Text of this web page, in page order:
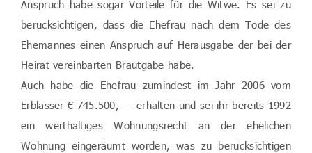
Anspruch habe sogar Vorteile für die Witwe. Es sei zu
berücksichtigen, dass die Ehefrau nach dem Tode des
Ehemannes einen Anspruch auf Herausgabe der bei der
Heirat vereinbarten Brautgabe habe.
Auch habe die Ehefrau zumindest im Jahr 2006 vom
Erblasser € 745.500, — erhalten und sei ihr bereits 1992
ein werthaltiges Wohnungsrecht an der ehelichen
Wohnung eingeräumt worden, was zu berücksichtigen